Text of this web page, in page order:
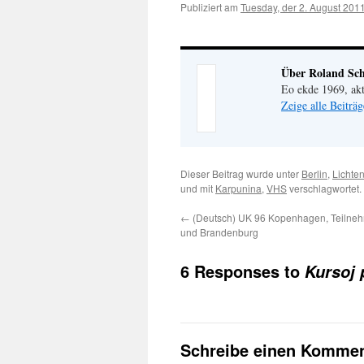
Publiziert am Tuesday, der 2. August
Über Roland
Eo ekde 1969,
Zeige alle
Dieser Beitrag wurde unter Berlin,
und mit Karpunina, VHS
← (Deutsch) UK 96 Kopenhagen,
und Brandenburg
6 Responses to Kursoj
Schreibe einen